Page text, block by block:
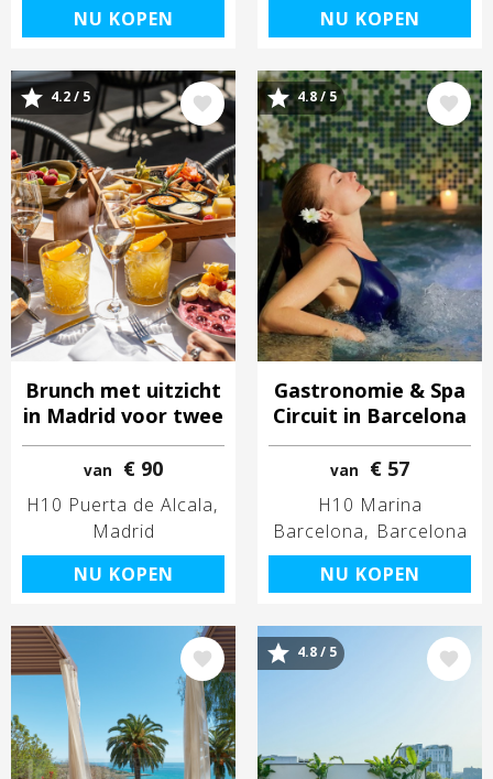
NU KOPEN NU KOPEN
Afbeelding
4.2 / 5
Brunch met uitzicht
in Madrid voor twee
van € 90
H10 Puerta de Alcala
Madrid
NU KOPEN
Afbeelding
4.8 / 5
Gastronomie & Spa
Circuit in Barcelona
van € 57
H10 Marina
Barcelona
Barcelona
NU KOPEN
Afbeelding Afbeelding
4.8 / 5